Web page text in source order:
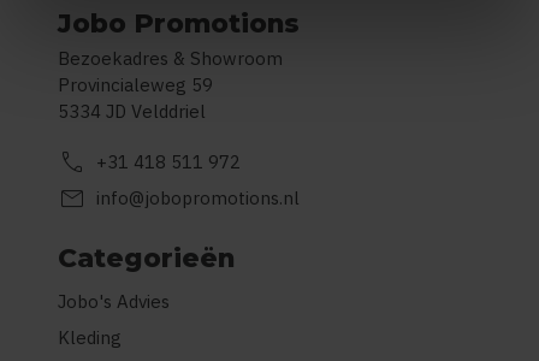
Jobo Promotions
Bezoekadres & Showroom
Provincialeweg 59
5334 JD Velddriel
call +31 418 511 972
mail info@jobopromotions.nl
Categorieën
Jobo's Advies
Kleding